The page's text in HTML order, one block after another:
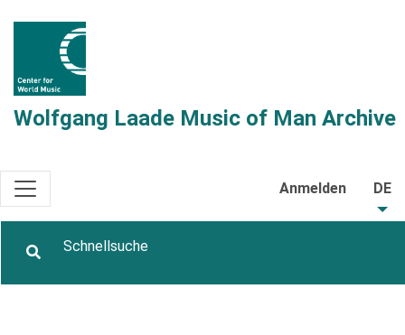
Wolfgang Laade Music of Man Archive
Anmelden DE